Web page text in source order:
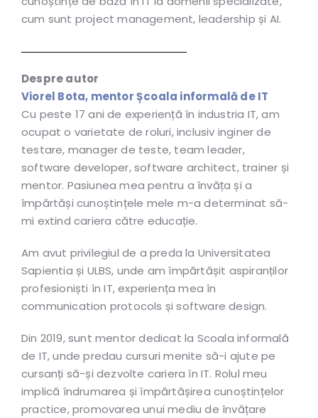
cum sunt project management, leadership și AI.
Despre autor
Viorel Bota, mentor Școala informală de IT
Cu peste 17 ani de experiență în industria IT, am
ocupat o varietate de roluri, inclusiv inginer de
testare, manager de teste, team leader,
software developer, software architect, trainer și
mentor. Pasiunea mea pentru a învăța și a
împărtăși cunoștințele mele m-a determinat să-
mi extind cariera către educație.
Am avut privilegiul de a preda la Universitatea
Sapientia și ULBS, unde am împărtășit aspiranților
profesioniști în IT, experiența mea în
communication protocols și software design.
Din 2019, sunt mentor dedicat la Scoala informală
de IT, unde predau cursuri menite să-i ajute pe
cursanți să-și dezvolte cariera în IT. Rolul meu
implică îndrumarea și împărtășirea cunoștințelor
practice, promovarea unui mediu de învățare